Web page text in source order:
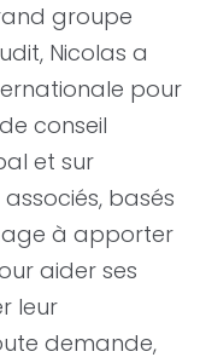
groupe
Nicolas a
pour
conseil
et sur
basés
à apporter
aider ses
leur
demande,